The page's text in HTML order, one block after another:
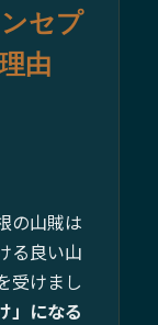
セプ
由
の山賊は
る良い山
受けまし
」になる